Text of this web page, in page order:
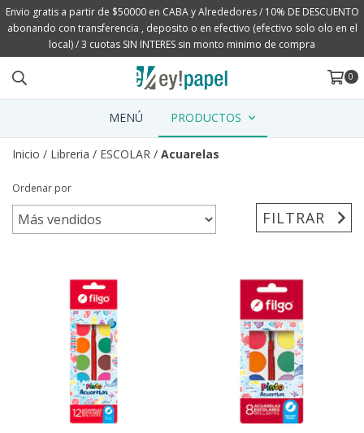
Envio gratis a partir de $50000 en CABA y Alrededores / 10% DE DESCUENTO
abonando con transferencia , deposito o en efectivo (efectivo solo olo en el
local) / 3 cuotas SIN INTERES sin monto minimo de compra
0
MENÚ PRODUCTOS
Inicio / Libreria / ESCOLAR / Acuarelas
Ordenar por
FILTRAR